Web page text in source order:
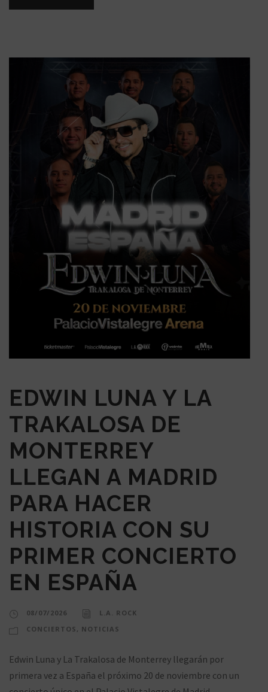
EDWIN LUNA Y LA
TRAKALOSA DE
MONTERREY
LLEGAN A MADRID
PARA HACER
HISTORIA CON SU
PRIMER CONCIERTO
EN ESPAÑA
08/07/2026
L.A. ROCK
CONCIERTOS , NOTICIAS
Edwin Luna y La Trakalosa de Monterrey llegarán por
primera vez a España el próximo 20 de noviembre con un